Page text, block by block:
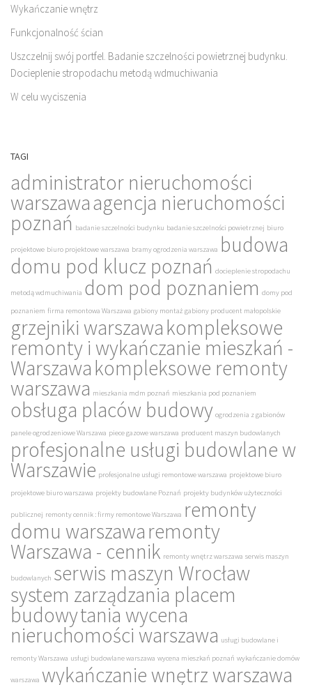
Wykańczanie wnętrz
Funkcjonalność ścian
Uszczelnij swój portfel. Badanie szczelności powietrznej budynku.
Docieplenie stropodachu metodą wdmuchiwania
W celu wyciszenia
TAGI
administrator nieruchomości
warszawaagencja nieruchomości
poznań badanie szczelności budynku badanie szczelności powietrznej biuro
projektowe biuro projektowe warszawa bramy ogrodzenia warszawa budowa
domu pod klucz poznań docieplenie stropodachu
metodą wdmuchiwania dom pod poznaniem domy pod
poznaniem firma remontowa Warszawa gabiony montaż gabiony producent małopolskie
grzejniki warszawakompleksowe
remonty i wykańczanie mieszkań -
Warszawakompleksowe remonty
warszawa mieszkania mdm poznań mieszkania pod poznaniem
obsługa placów budowy ogrodzenia z gabionów
panele ogrodzeniowe Warszawa piece gazowe warszawa producent maszyn budowlanych
profesjonalne usługi budowlane w
Warszawie profesjonalne usługi remontowe warszawa projektowe biuro
projektowe biuro warszawa projekty budowlane Poznań projekty budynków użyteczności
publicznej remonty cennik : firmy remontowe Warszawa remonty
domu warszawaremonty
Warszawa - cennik remonty wnętrz warszawa serwis maszyn
budowlanych serwis maszyn Wrocław
system zarządzania placem
budowytania wycena
nieruchomości warszawa usługi budowlane i
remonty Warszawa usługi budowlane warszawa wycena mieszkań poznań wykańczanie domów
warszawa wykańczanie wnętrz warszawa